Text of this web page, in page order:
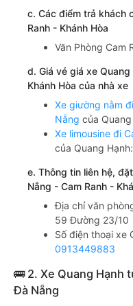
c. Các điểm trả khách
Ranh - Khánh Hòa
Văn Phòng Cam
d. Giá vé giá xe
Khánh Hòa của nhà xe
Xe giường nằm
Nẵng của
Xe limousine đi
của Quang
e. Thông tin liên hệ,
Nẵng - Cam Ranh -
Địa chỉ văn
59 Đường 23/10
Số điện thoại xe
0913449883
🚌 2. Xe Quang Hạnh
Đà Nẵng